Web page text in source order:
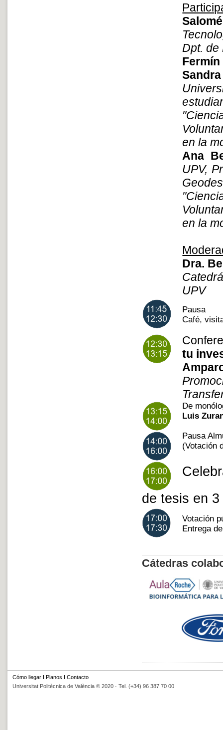
Dpt. de
Fermín
en la
Ana
UPV,
en la
Dra.
UPV
Pausa
Café,
tu
De
Luis
Pausa
(Votación
de tesis en
Votación
Entrega
Cátedras
Cómo llegar I Planos I Contacto
Universitat Politècnica de València © 2020 · Tel. (+34) 96 387 70 00